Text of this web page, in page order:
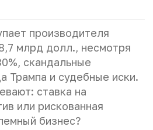
производителя
млрд долл., несмотря
скандальные
Трампа и судебные иски.
ставка на
или рискованная
бизнес?